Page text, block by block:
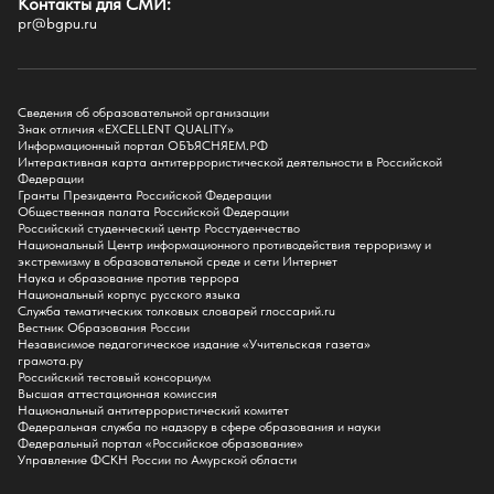
Факультет педагогики и психологии
Факультет физической культуры и спорта
Подготовительное отделение для иностранных граждан
Поступление
Приемная комиссия
Поступай в БГПУ
Специальности и направления
Списки поступающих
Приказы о зачислении
Полезные материалы
Общежитие
Информация о целевом обучении
Обркредит в СПО
Бакалавриат
Магистратура
Аспирантура
СПО
Правила приема на Бакалавриат
Правила приема на Магистратуру
Правила приема на СПО
Обучение
pr@bgpu.ru
Сведения об образовательной организации
Знак отличия «EXCELLENT QUALITY»
Информационный портал ОБЪЯСНЯЕМ.РФ
Интерактивная карта антитеррористической деятельности в Российской
Федерации
Гранты Президента Российской Федерации
Общественная палата Российской Федерации
Российский студенческий центр Росстуденчество
Национальный Центр информационного противодействия терроризму и
экстремизму в образовательной среде и сети Интернет
Наука и образование против террора
Национальный корпус русского языка
Служба тематических толковых словарей глоссарий.ru
Вестник Образования России
Независимое педагогическое издание «Учительская газета»
грамота.ру
Российский тестовый консорциум
Высшая аттестационная комиссия
Национальный антитеррористический комитет
Федеральная служба по надзору в сфере образования и науки
Федеральный портал «Российское образование»
Управление ФСКН России по Амурской области